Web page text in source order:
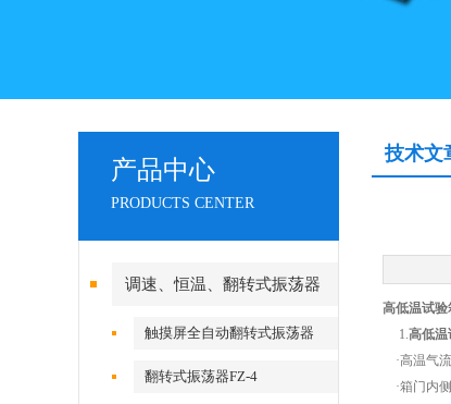
产品中心
PRODUCTS CENTER
调速、恒温、翻转式振荡器
触摸屏全自动翻转式振荡器
翻转式振荡器FZ-4
技术文
高低温试验
1.高低温
·高温
·箱门内